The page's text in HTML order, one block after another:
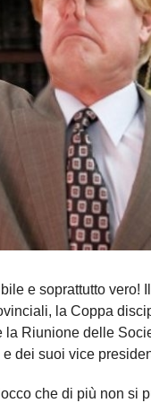
e soprattutto vero!
la Coppa
la Riunione delle
dei suoi vice
che di più non si